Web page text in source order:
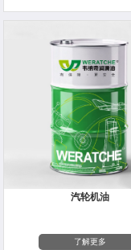
汽轮机油
了解更多